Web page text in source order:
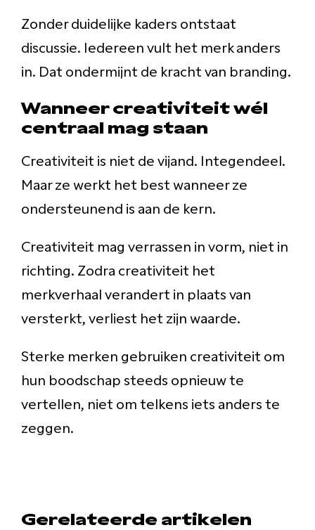
Zonder duidelijke kaders ontstaat
discussie. Iedereen vult het merk anders
in. Dat ondermijnt de kracht van branding.
Wanneer creativiteit wél
centraal mag staan
Creativiteit is niet de vijand. Integendeel.
Maar ze werkt het best wanneer ze
ondersteunend is aan de kern.
Creativiteit mag verrassen in vorm, niet in
richting. Zodra creativiteit het
merkverhaal verandert in plaats van
versterkt, verliest het zijn waarde.
Sterke merken gebruiken creativiteit om
hun boodschap steeds opnieuw te
vertellen, niet om telkens iets anders te
zeggen.
Gerelateerde artikelen